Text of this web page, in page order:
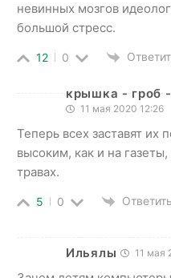
невинных мозгов
большой стресс.
12 0
крышка - гроб
11 мая 2020 12:26
Теперь всех заставят их
высоким, как и на
травах.
5 0 Ответить
Ильялы 11 мая